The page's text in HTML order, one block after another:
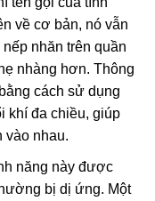
về cơ bản, nó vẫn
nhăn trên quần
nhàng hơn. Thông
cách sử dụng
khí đa chiều, giúp
vào nhau.
năng này được
bị dị ứng. Một